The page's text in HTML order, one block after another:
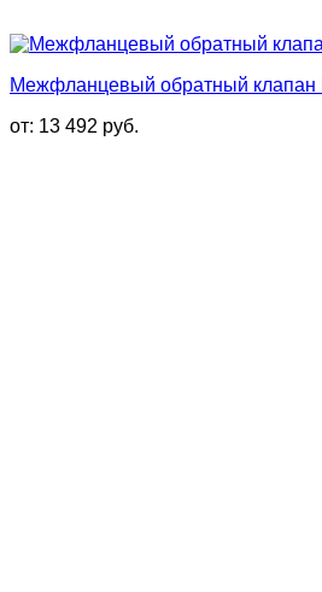
Межфланцевый обратный
от: 13 492 руб.